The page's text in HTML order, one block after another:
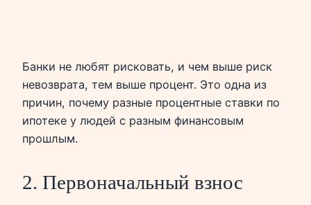
Банки не любят рисковать, и чем выше риск
невозврата, тем выше процент. Это одна из
причин, почему разные процентные ставки по
ипотеке у людей с разным финансовым
прошлым.
2. Первоначальный взнос